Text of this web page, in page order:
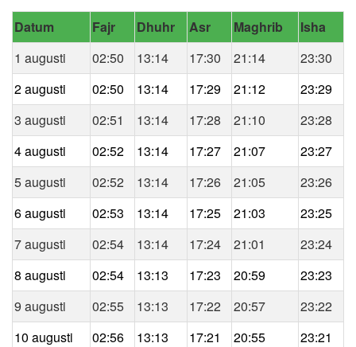
Datum Fajr Dhuhr Asr Maghrib
Isha
1 augusti
02:50 13:14 17:30 21:14
23:30
2 augusti
02:50 13:14 17:29 21:12
23:29
3 augusti
02:51 13:14 17:28 21:10
23:28
4 augusti
02:52 13:14 17:27 21:07
23:27
5 augusti
02:52 13:14 17:26 21:05
23:26
6 augusti
02:53 13:14 17:25 21:03
23:25
7 augusti
02:54 13:14 17:24 21:01
23:24
8 augusti
02:54 13:13 17:23 20:59
23:23
9 augusti
02:55 13:13 17:22 20:57
23:22
10 augusti
02:56 13:13 17:21 20:55
23:21